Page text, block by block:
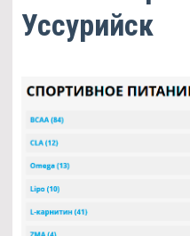
Уссурийск